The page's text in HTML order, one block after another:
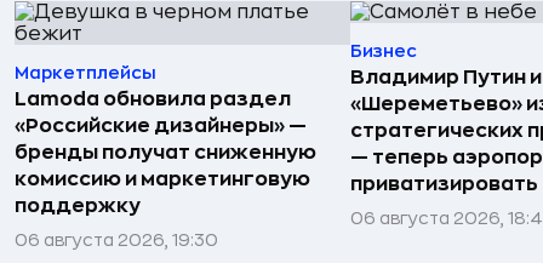
Маркетплейсы
Lamoda обновила раздел
«Российские дизайнеры» —
бренды получат сниженную
комиссию и маркетинговую
поддержку
06 августа 2026, 19:30
Бизнес
Владимир Путин
«Шереметьево»
стратегических
— теперь
приватизировать
06 августа 2026,